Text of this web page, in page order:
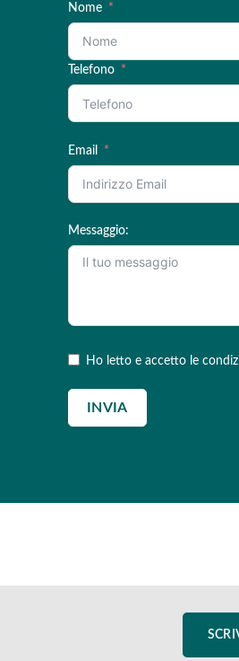
Nome
Telefono
Email
Messaggio:
Ho letto e accetto le
INVIA